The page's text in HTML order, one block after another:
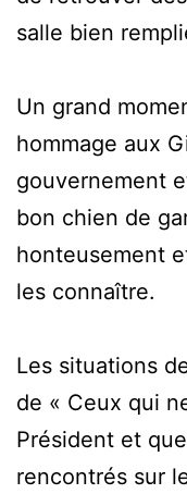
salle bien
Un grand
hommage aux
gouvernement
bon chien de
honteusement
les connaître.
Les situations
de « Ceux qui
Président et
rencontrés sur